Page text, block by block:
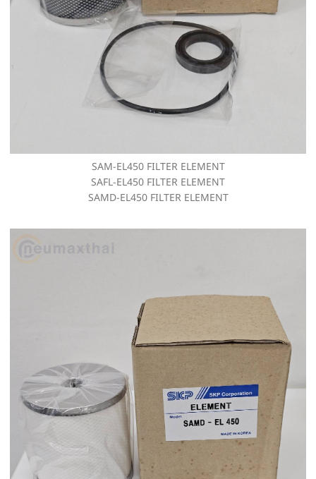
SAM-EL450 FILTER ELEMENT
SAFL-EL450 FILTER ELEMENT
SAMD-EL450 FILTER ELEMENT